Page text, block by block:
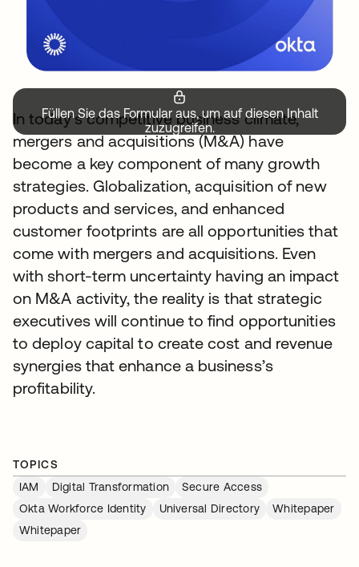
Füllen Sie das Formular aus, um auf diesen Inhalt
zuzugreifen.
In today’s competitive business climate,
mergers and acquisitions (M&A) have
become a key component of many growth
strategies. Globalization, acquisition of new
products and services, and enhanced
customer footprints are all opportunities that
come with mergers and acquisitions. Even
with short-term uncertainty having an impact
on M&A activity, the reality is that strategic
executives will continue to find opportunities
to deploy capital to create cost and revenue
synergies that enhance a business’s
profitability.
TOPICS
IAM
Digital Transformation
Secure Access
Okta Workforce Identity
Universal Directory
Whitepaper
Whitepaper